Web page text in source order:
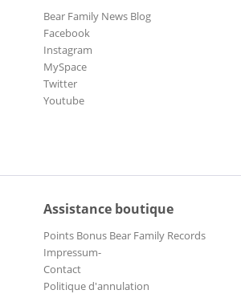
Bear Family News Blog
Facebook
Instagram
MySpace
Twitter
Youtube
Assistance boutique
Points Bonus Bear Family Records
Impressum-
Contact
Politique d'annulation